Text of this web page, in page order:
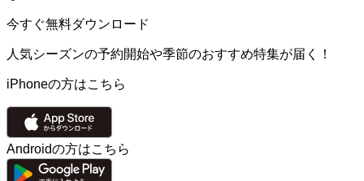
今すぐ無料ダウンロード
人気シーズンの予約開始や季節のおすすめ特集が届く！
iPhoneの方はこちら
Androidの方はこちら